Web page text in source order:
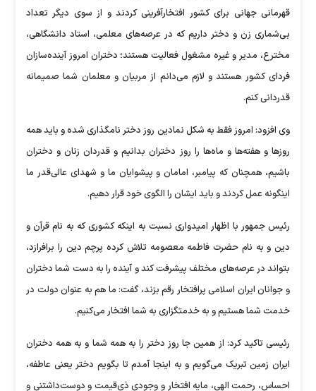
قهرمانی جهانی برای کشور افتخارآفرینی کردند و از سوی دیگر تعداد
بی‌شماری زن و دختر داریم که در عرصه‌های معلمی، استاد دانشگاهی،
مخترع، مدیر و غیره مشغول فعالیت هستند؛ دختران امروز آینده‌سازان
فردای کشور هستند و لازم می‌دانم از مربیان و معلمان شما صمیمانه
قدردانی کنم.
وی افزود: امروز فقط به شکل نمادین روز دختر نامگذاری شده و باید همه
روزها و هفته‌ها و ماه‌ها را روز دختران بدانیم و قدردان زنان و دختران
باشیم، همچنان که پیامبر، امامان و پیشوایان ما و شهدای عالی‌قدر ما
اینگونه عمل کردند و باید ایشان را الگوی خود قرار دهیم.
رئیس جمهور با اظهار امیدواری نسبت به اینکه کشوری که به نام قرآن و
دین و به نام حضرت فاطمه معصومه تلاش کرده پرچم دین را برافرازد،
بتواند در عرصه‌های مختلف پیشرفت کند و آینده را به دست شما دختران
و جوانان ایران اسلامی پرافتخار رقم بزند، گفت: ما هم به عنوان دولت در
خدمت شما هستیم و به خدمتگزاری به شما افتخار می‌کنیم.
رئیسی تاکید کرد: از همین جا روز دختر را به همه شما و به همه دختران
ایران زمین تبریک می‌گویم و به اینجا آمدم تا بگویم دختر یعنی عاطفه،
احساس، رحمت الهی، مایه افتخار و وجودی ذی‌قیمت و دوست‌داشتنی و